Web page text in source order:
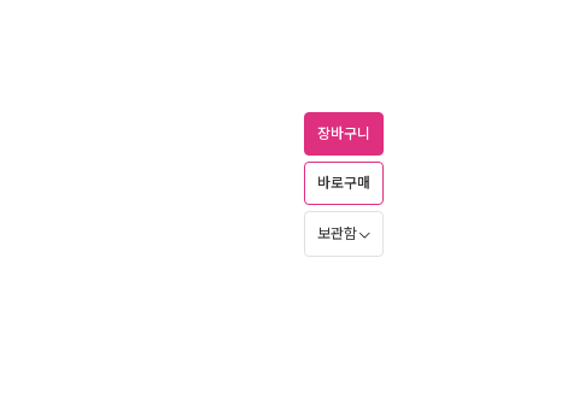
장바구니
바로구매
보관함